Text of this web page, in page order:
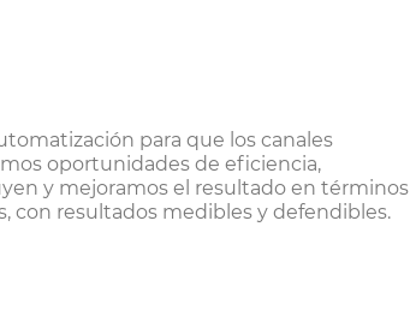
para que los canales
oportunidades de eficiencia,
y mejoramos el resultado en términos
con resultados medibles y defendibles.